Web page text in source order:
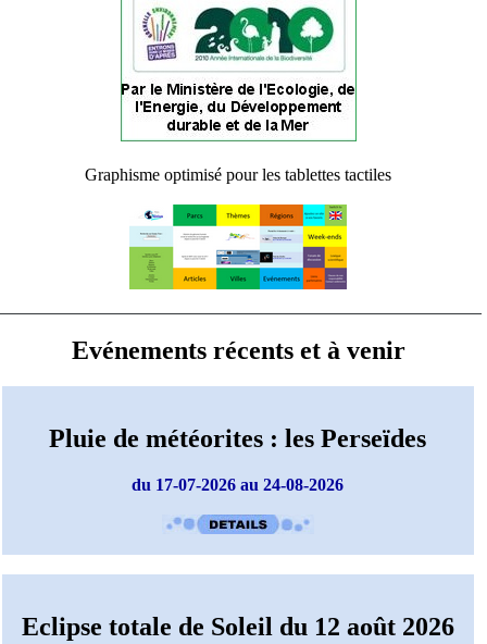
Graphisme optimisé pour les tablettes tactiles
Evénements récents et à venir
Pluie de météorites : les Perseïdes
du 17-07-2026 au 24-08-2026
Eclipse totale de Soleil du 12 août 2026